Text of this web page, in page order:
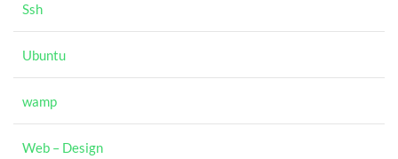
Ssh
Ubuntu
wamp
Web – Design